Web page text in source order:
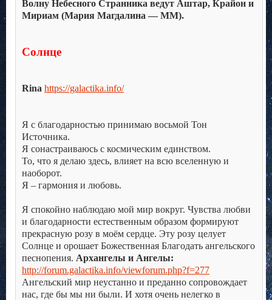
Волну Небесного Странника ведут Аштар, Крайон и
Мириам (Мария Магдалина — ММ).
Солнце
Rina https://galactika.info/
Я с благодарностью принимаю восьмой Тон
Источника.
Я сонастраиваюсь с космическим единством.
То, что я делаю здесь, влияет на всю вселенную и
наоборот.
Я – гармония и любовь.
Я спокойно наблюдаю мой мир вокруг. Чувства любви
и благодарности естественным образом формируют
прекрасную розу в моём сердце. Эту розу целует
Солнце и орошает Божественная Благодать ангельского
песнопения. Архангелы и Ангелы:
http://forum.galactika.info/viewforum.php?f=277
Ангельский мир неустанно и преданно сопровождает
нас, где бы мы ни были. И хотя очень нелегко в